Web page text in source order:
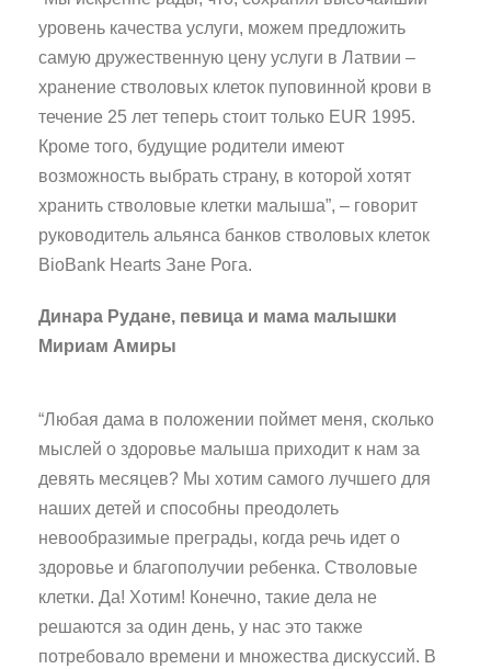
уровень качества услуги, можем предложить
самую дружественную цену услуги в Латвии –
хранение стволовых клеток пуповинной крови в
течение 25 лет теперь стоит только EUR 1995.
Кроме того, будущие родители имеют
возможность выбрать страну, в которой хотят
хранить стволовые клетки малыша”, – говорит
руководитель альянса банков стволовых клеток
BioBank Hearts Зане Рога.
Динара Рудане, певица и мама малышки
Мириам Амиры
“Любая дама в положении поймет меня, сколько
мыслей о здоровье малыша приходит к нам за
девять месяцев? Мы хотим самого лучшего для
наших детей и способны преодолеть
невообразимые преграды, когда речь идет о
здоровье и благополучии ребенка. Стволовые
клетки. Да! Хотим! Конечно, такие дела не
решаются за один день, у нас это также
потребовало времени и множества дискуссий. В